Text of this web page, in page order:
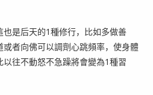
是后天的1種修行，比如多做善
者向佛可以調劑心跳頻率，使身體
往不動怒不急躁將會變為1種習